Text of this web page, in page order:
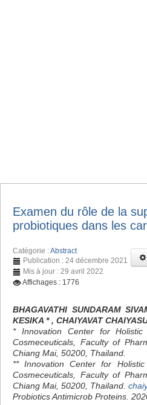
Examen du rôle de la
probiotiques dans les
Catégorie :Abstract
Publication : 24 décembre 2021
Mis à jour : 29 avril 2022
Affichages : 1776
BHAGAVATHI SUNDARAM
KESIKA * , CHAIYAVAT
* Innovation Center for Holistic
Cosmeceuticals, Faculty of
Chiang Mai, 50200, Thailand.
** Innovation Center for
Cosmeceuticals, Faculty of
Chiang Mai, 50200, Thailand.
Probiotics Antimicrob Proteins.